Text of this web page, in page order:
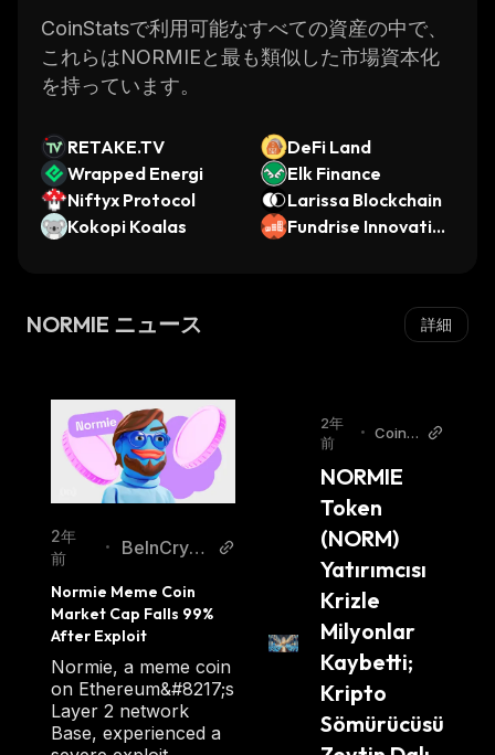
CoinStatsで利用可能なすべての資産の中で、
これらはNORMIEと最も類似した市場資本化
を持っています。
RETAKE.TV
DeFi Land
Wrapped Energi
Elk Finance
Niftyx Protocol
Larissa Blockchain
Kokopi Koalas
Fundrise Innovation
NORMIE ニュース 詳細
2年
前
•
BeInCrypt
Normie Meme Coin
Market Cap Falls 99%
After Exploit
Normie, a meme coin
on Ethereum&#8217;s
Layer 2 network
Base, experienced a
2年
前
• CoinO
NORMIE
Token
(NORM)
Yatırımcısı
Krizle
Milyonlar
Kaybetti;
Kripto
Sömürücüsü